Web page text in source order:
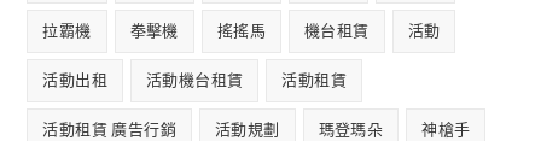
拉霸機 拳擊機 搖搖馬 機台租賃 活動
活動出租 活動機台租賃 活動租賃
活動租賃 廣告行銷 活動規劃 瑪登瑪朵 神槍手